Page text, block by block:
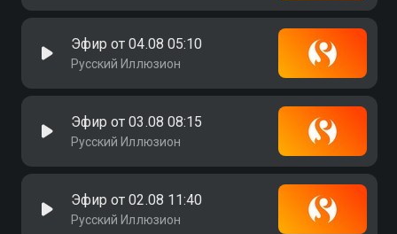
Эфир от 04.08 05:10
Русский Иллюзион
Эфир от 03.08 08:15
Русский Иллюзион
Эфир от 02.08 11:40
Русский Иллюзион